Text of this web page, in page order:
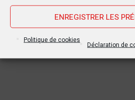
ENREGISTRER LES
Politique de cookies
Déclaration de